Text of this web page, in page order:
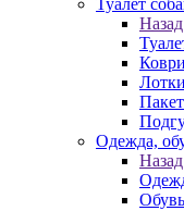
Туалет
Назад
Одежда,
Назад
Обувь